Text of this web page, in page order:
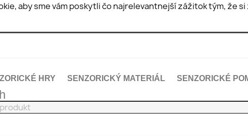
aby sme vám poskytli čo najrelevantnejší zážitok tým, že
HRY SENZORICKÝ MATERIÁL SENZORICKÉ